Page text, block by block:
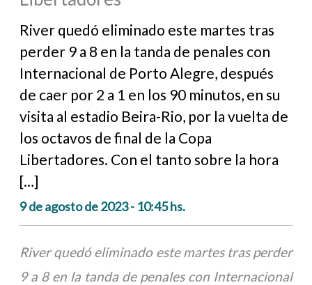
River quedó eliminado este martes tras
perder 9 a 8 en la tanda de penales con
Internacional de Porto Alegre, después
de caer por 2 a 1 en los 90 minutos, en su
visita al estadio Beira-Rio, por la vuelta de
los octavos de final de la Copa
Libertadores. Con el tanto sobre la hora
[…]
9 de agosto de 2023 - 10:45 hs.
River quedó eliminado este martes tras perder
9 a 8 en la tanda de penales con Internacional